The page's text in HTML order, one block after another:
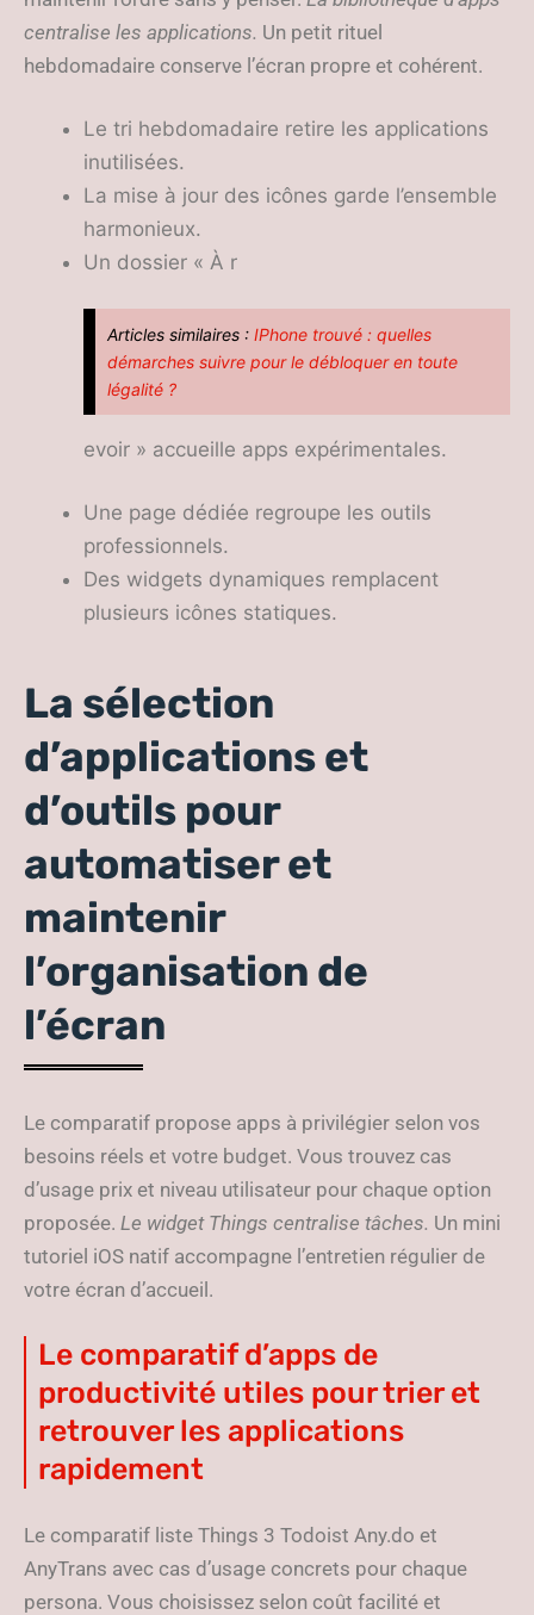
centralise les applications. Un petit rituel
hebdomadaire conserve l’écran propre et cohérent.
Le tri hebdomadaire retire les applications
inutilisées.
La mise à jour des icônes garde l’ensemble
harmonieux.
Un dossier « À r
Articles similaires : IPhone trouvé : quelles
démarches suivre pour le débloquer en toute
légalité ?
evoir » accueille apps expérimentales.
Une page dédiée regroupe les outils
professionnels.
Des widgets dynamiques remplacent
plusieurs icônes statiques.
La sélection
d’applications et
d’outils pour
automatiser et
maintenir
l’organisation de
l’écran
Le comparatif propose apps à privilégier selon vos
besoins réels et votre budget. Vous trouvez cas
d’usage prix et niveau utilisateur pour chaque option
proposée. Le widget Things centralise tâches. Un mini
tutoriel iOS natif accompagne l’entretien régulier de
votre écran d’accueil.
Le comparatif d’apps de
productivité utiles pour trier et
retrouver les applications
rapidement
Le comparatif liste Things 3 Todoist Any.do et
AnyTrans avec cas d’usage concrets pour chaque
persona. Vous choisissez selon coût facilité et